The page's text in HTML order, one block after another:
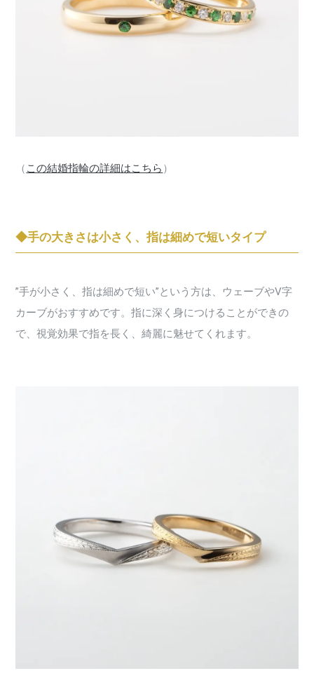
（ この結婚指輪の詳細はこちら ）
◆手の大きさは小さく、指は細めで短いタイプ
”手が小さく、指は細めで短い”という方は、ウェーブやV字
カーブがおすすめです。指に深く身につけることができの
で、視覚効果で指を長く、綺麗に魅せてくれます。